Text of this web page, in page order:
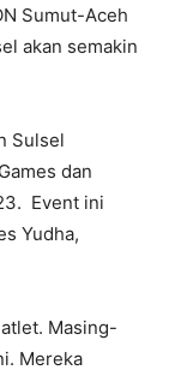
Sumut-Aceh
akan semakin
Sulsel
dan
Event ini
Yudha,
Masing-
Mereka